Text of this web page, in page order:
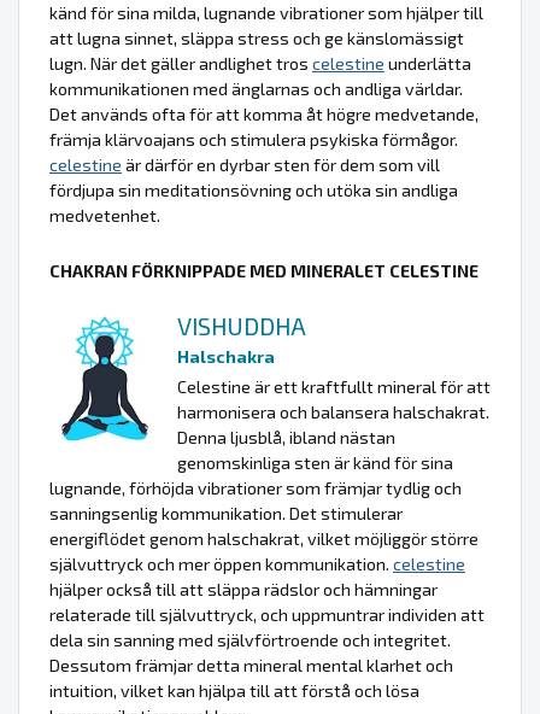
känd för sina milda, lugnande vibrationer som hjälper till
att lugna sinnet, släppa stress och ge känslomässigt
lugn. När det gäller andlighet tros celestine underlätta
kommunikationen med änglarnas och andliga världar.
Det används ofta för att komma åt högre medvetande,
främja klärvoajans och stimulera psykiska förmågor.
celestine är därför en dyrbar sten för dem som vill
fördjupa sin meditationsövning och utöka sin andliga
medvetenhet.
CHAKRAN FÖRKNIPPADE MED MINERALET CELESTINE
VISHUDDHA
Halschakra
Celestine är ett kraftfullt mineral för att
harmonisera och balansera halschakrat.
Denna ljusblå, ibland nästan
genomskinliga sten är känd för sina
lugnande, förhöjda vibrationer som främjar tydlig och
sanningsenlig kommunikation. Det stimulerar
energiflödet genom halschakrat, vilket möjliggör större
självuttryck och mer öppen kommunikation. celestine
hjälper också till att släppa rädslor och hämningar
relaterade till självuttryck, och uppmuntrar individen att
dela sin sanning med självförtroende och integritet.
Dessutom främjar detta mineral mental klarhet och
intuition, vilket kan hjälpa till att förstå och lösa